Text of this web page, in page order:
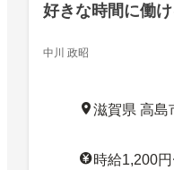
好きな時間に働
中川 政昭
滋賀県 高島
時給1,200